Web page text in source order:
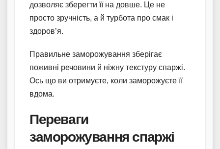
дозволяє зберегти її на довше. Це не
просто зручність, а й турбота про смак і
здоров’я.
Правильне заморожування зберігає
поживні речовини й ніжну текстуру спаржі.
Ось що ви отримуєте, коли заморожуєте її
вдома.
Переваги
заморожування спаржі